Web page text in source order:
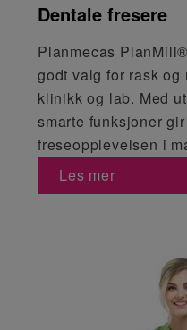
Dentale fresere
Planmecas
godt valg for rask
klinikk og lab. Med
smarte funksjoner
freseopplevelsen i
Les mer